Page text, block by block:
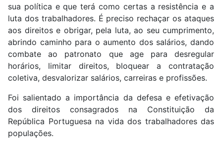
sua política e que terá como certas a resistência e a
luta dos trabalhadores. É preciso rechaçar os ataques
aos direitos e obrigar, pela luta, ao seu cumprimento,
abrindo caminho para o aumento dos salários, dando
combate ao patronato que age para desregular
horários, limitar direitos, bloquear a contratação
coletiva, desvalorizar salários, carreiras e profissões.
Foi salientado a importância da defesa e efetivação
dos direitos consagrados na Constituição da
República Portuguesa na vida dos trabalhadores das
populações.